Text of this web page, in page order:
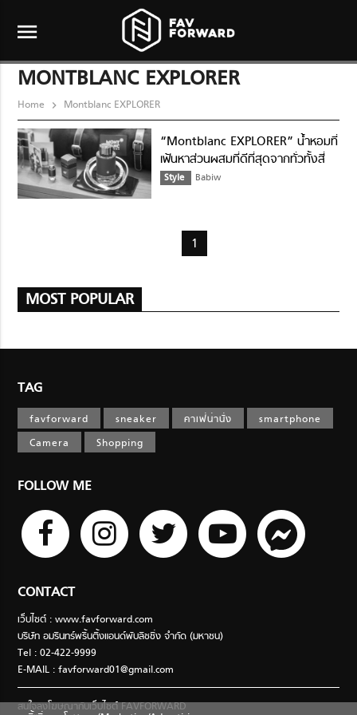
menu
MONTBLANC EXPLORER
Home Montblanc EXPLORER
“Montblanc EXPLORER” น้ำหอมที่
เฟ้นหาส่วนผสมที่ดีที่สุดจากทั่วทั้งสี่
มุมของโลก
Style Babiw
1
MOST POPULAR
TAG
favforward sneaker คาเฟ่น่านั่ง
smartphone
Camera
Shopping
FOLLOW ME
CONTACT
เว็บไซต์ : www.favforward.com
บริษัท อมรินทร์พริ้นติ้งแอนด์พับลิชชิ่ง จำกัด (มหาชน)
Tel : 02-422-9999
E-MAIL :favforward01@gmail.com
สนใจลงโฆษณากับเว็บไซต์ FAVFORWARD